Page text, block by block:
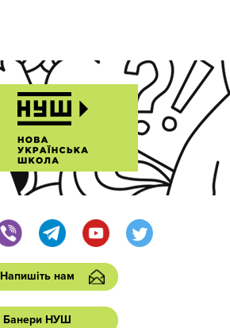
Напишіть нам
Банери НУШ